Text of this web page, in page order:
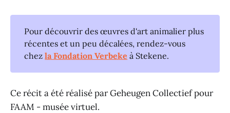
Pour découvrir des œuvres d'art animalier plus
récentes et un peu décalées, rendez-vous
chezla Fondation Verbeke à Stekene.
Ce récit a été réalisé par Geheugen Collectief pour
FAAM - musée virtuel.